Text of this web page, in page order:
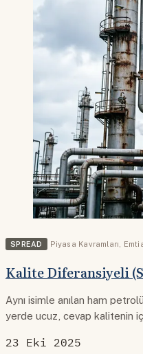
SPREAD Piyasa Kavramları
Kalite Diferansiyeli
Aynı isimle anılan ham
yerde ucuz, cevap kalitenin
23 Eki 2025